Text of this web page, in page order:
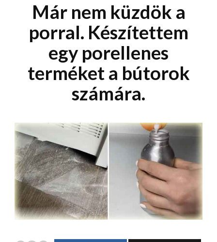
Már nem küzdök a
porral. Készítettem
egy porellenes
terméket a bútorok
számára.